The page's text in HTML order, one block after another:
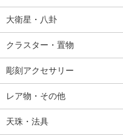
大衛星・八卦
クラスター・置物
彫刻アクセサリー
レア物・その他
天珠・法具